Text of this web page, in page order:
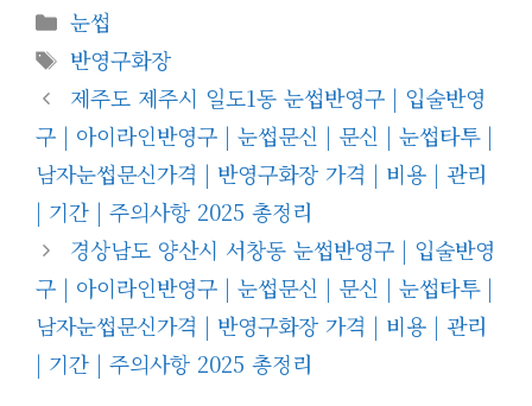
카
테
고
리
눈썹
태
그
반영구화장
제주도 제주시 일도1동 눈썹반영구 | 입술반영
구 | 아이라인반영구 | 눈썹문신 | 문신 | 눈썹타투 |
남자눈썹문신가격 | 반영구화장 가격 | 비용 | 관리
| 기간 | 주의사항 2025 총정리
경상남도 양산시 서창동 눈썹반영구 | 입술반영
구 | 아이라인반영구 | 눈썹문신 | 문신 | 눈썹타투 |
남자눈썹문신가격 | 반영구화장 가격 | 비용 | 관리
| 기간 | 주의사항 2025 총정리